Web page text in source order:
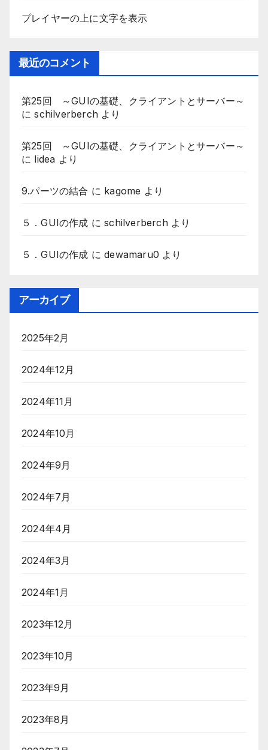
プレイヤーの上に文字を表示
最近のコメント
第25回 ～GUIの基礎、クライアントとサーバー～
にschilverberch より
第25回 ～GUIの基礎、クライアントとサーバー～
に lidea より
9.パーツの結合 に kagome より
５．GUIの作成 にschilverberchより
５．GUIの作成 にdewamaru0 より
アーカイブ
2025年2月
2024年12月
2024年11月
2024年10月
2024年9月
2024年7月
2024年4月
2024年3月
2024年1月
2023年12月
2023年10月
2023年9月
2023年8月